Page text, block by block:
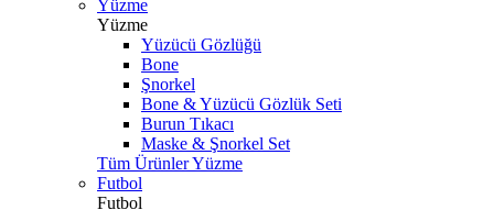
Yüzme
Yüzme
Yüzücü Gözlüğü
Bone
Şnorkel
Bone & Yüzücü Gözlük Seti
Burun Tıkacı
Maske & Şnorkel Set
Tüm Ürünler Yüzme
Futbol
Futbol